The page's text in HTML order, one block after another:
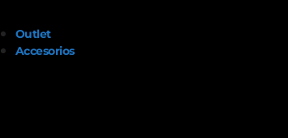
Outlet
Accesorios